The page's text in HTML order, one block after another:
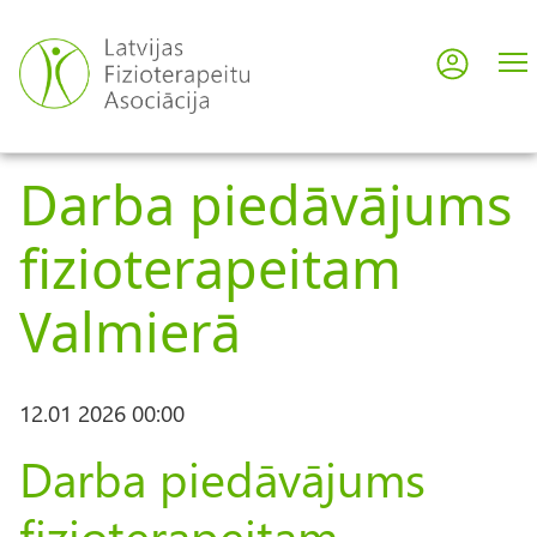
uz
galveno
saturu
User
Darba piedāvājums
fizioterapeitam
Valmierā
12.01 2026 00:00
Darba piedāvājums